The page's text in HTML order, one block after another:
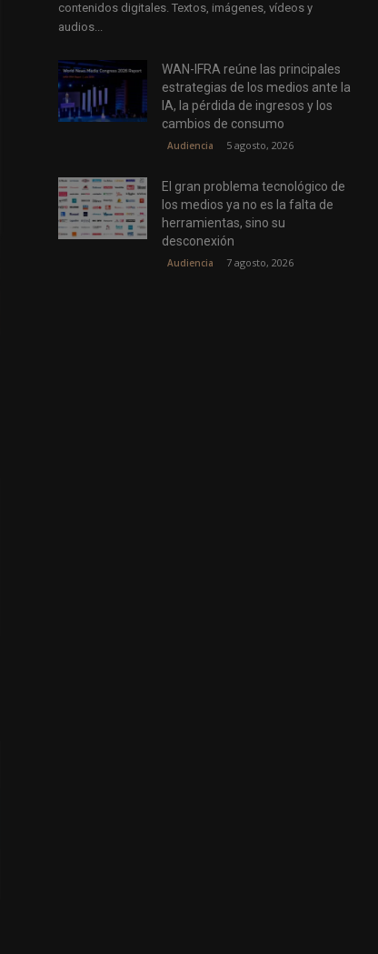
contenidos digitales. Textos, imágenes, vídeos y
audios...
WAN-IFRA reúne las principales
estrategias de los medios ante la
IA, la pérdida de ingresos y los
cambios de consumo
Audiencia 5 agosto, 2026
El gran problema tecnológico de
los medios ya no es la falta de
herramientas, sino su
desconexión
Audiencia 7 agosto, 2026